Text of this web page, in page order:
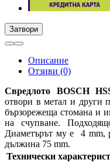
Затвори
Описание
Отзиви (0)
Свредлото BOSCH
отвори в метал и други
бързорежеща стомана и
на счупване.
Диаметърът му е 4 mm,
дължина 75 mm.
Технически